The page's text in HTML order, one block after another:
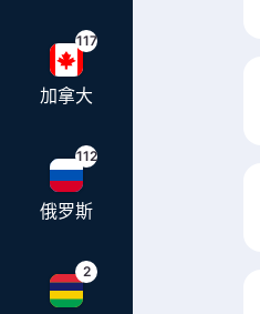
117
加拿大
112
俄罗斯
2